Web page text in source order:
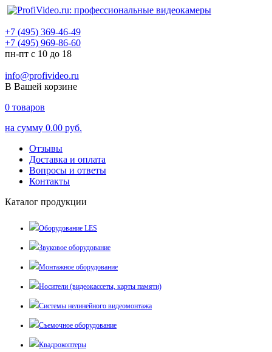
+7 (495) 369-46-49
+7 (495) 969-86-60
пн-пт с 10 до 18
info@profivideo.ru
В Вашей корзине
0 товаров
на сумму 0.00 руб.
Отзывы
Доставка и оплата
Вопросы и ответы
Контакты
Каталог продукции
Оборудование LES
Звуковое оборудование
Монтажное оборудование
Носители (видеокассеты, карты памяти)
Системы нелинейного видеомонтажа
Съемочное оборудование
Квадрокоптеры